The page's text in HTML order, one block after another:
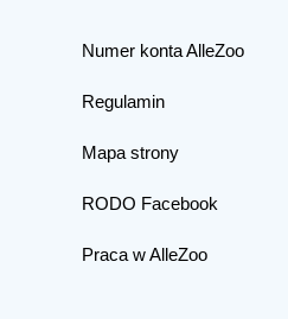
Numer konta AlleZoo
Regulamin
Mapa strony
RODO Facebook
Praca w AlleZoo